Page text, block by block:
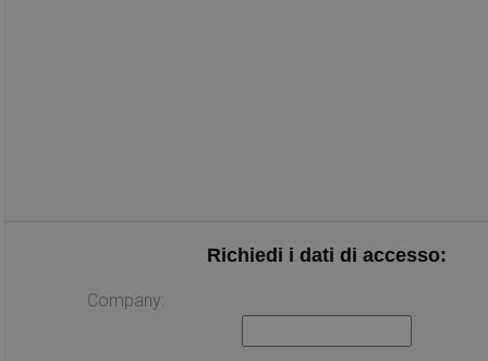
Richiedi i dati di accesso:
Company: